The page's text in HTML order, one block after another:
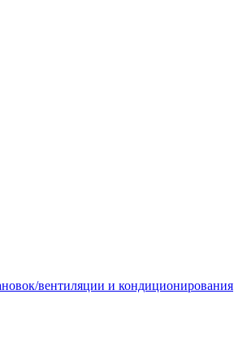
вентиляции и кондиционирования